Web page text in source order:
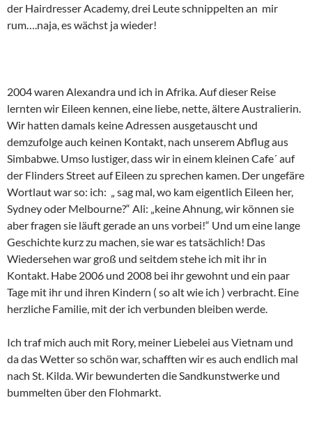
der Hairdresser Academy, drei Leute schnippelten an mir
rum….naja, es wächst ja wieder!
2004 waren Alexandra und ich in Afrika. Auf dieser Reise
lernten wir Eileen kennen, eine liebe, nette, ältere Australierin.
Wir hatten damals keine Adressen ausgetauscht und
demzufolge auch keinen Kontakt, nach unserem Abflug aus
Simbabwe. Umso lustiger, dass wir in einem kleinen Cafe´ auf
der Flinders Street auf Eileen zu sprechen kamen. Der ungefäre
Wortlaut war so: ich: „ sag mal, wo kam eigentlich Eileen her,
Sydney oder Melbourne?“ Ali: „keine Ahnung, wir können sie
aber fragen sie läuft gerade an uns vorbei!“ Und um eine lange
Geschichte kurz zu machen, sie war es tatsächlich! Das
Wiedersehen war groß und seitdem stehe ich mit ihr in
Kontakt. Habe 2006 und 2008 bei ihr gewohnt und ein paar
Tage mit ihr und ihren Kindern ( so alt wie ich ) verbracht. Eine
herzliche Familie, mit der ich verbunden bleiben werde.
Ich traf mich auch mit Rory, meiner Liebelei aus Vietnam und
da das Wetter so schön war, schafften wir es auch endlich mal
nach St. Kilda. Wir bewunderten die Sandkunstwerke und
bummelten über den Flohmarkt.